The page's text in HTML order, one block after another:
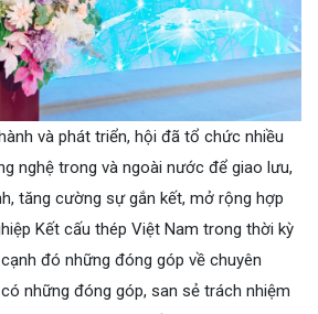
và phát triển, hội đã tổ chức nhiều
nghệ trong và ngoài nước để giao lưu,
tăng cường sự gắn kết, mở rộng hợp
Kết cấu thép Việt Nam trong thời kỳ
đó những đóng góp về chuyên
những đóng góp, san sẻ trách nhiệm